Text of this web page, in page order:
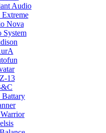
Audio
Nova
System
13